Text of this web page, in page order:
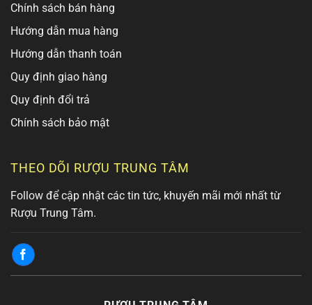
Chính sách bán hàng
Hướng dẫn mua hàng
Hướng dẫn thanh toán
Quy định giao hàng
Quy định đổi trả
Chính sách bảo mật
THEO DÕI RƯỢU TRUNG TÂM
Follow để cập nhật các tin tức, khuyến mãi mới nhất từ
Rượu Trung Tâm.